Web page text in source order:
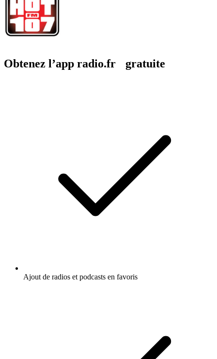
Obtenez l’app radio.fr gratuite
Ajout de radios et podcasts en favoris